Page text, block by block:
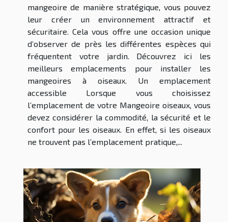
mangeoire de manière stratégique, vous pouvez
leur créer un environnement attractif et
sécuritaire. Cela vous offre une occasion unique
d’observer de près les différentes espèces qui
fréquentent votre jardin. Découvrez ici les
meilleurs emplacements pour installer les
mangeoires à oiseaux. Un emplacement
accessible Lorsque vous choisissez
l’emplacement de votre Mangeoire oiseaux, vous
devez considérer la commodité, la sécurité et le
confort pour les oiseaux. En effet, si les oiseaux
ne trouvent pas l’emplacement pratique,...